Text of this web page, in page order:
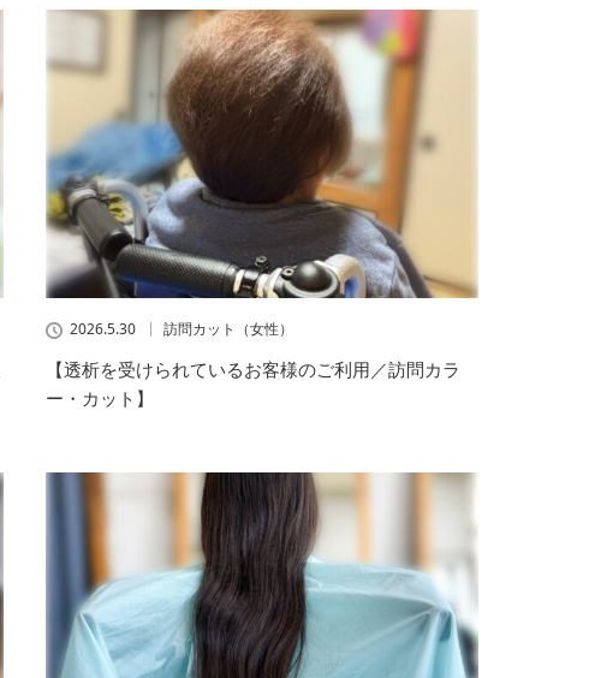
2026.5.30 訪問カット（女性）
【透析を受けられているお客様のご利用／訪問カラ
ー・カット】